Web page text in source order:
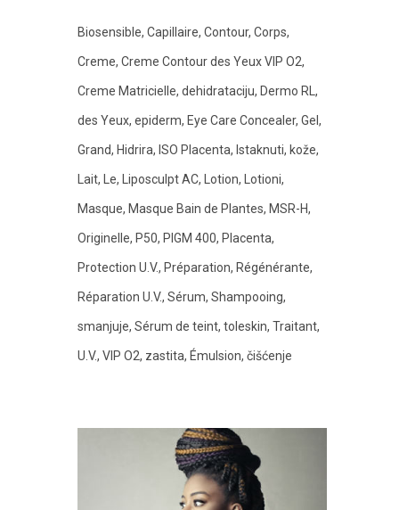
Biosensible Capillaire Contour Corps
Creme Creme Contour des Yeux VIP O2
Creme Matricielle dehidrataciju Dermo RL
des Yeux epiderm Eye Care Concealer Gel
Grand Hidrira ISO Placenta Istaknuti kože
Lait Le Liposculpt AC Lotion Lotioni
Masque Masque Bain de Plantes MSR-H
Originelle P50 PIGM 400 Placenta
Protection U.V. Préparation Régénérante
Réparation U.V. Sérum Shampooing
smanjuje Sérum de teint toleskin Traitant
U.V. VIP O2 zastita Émulsion čišćenje